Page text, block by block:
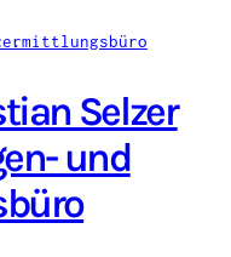
Selzer
und